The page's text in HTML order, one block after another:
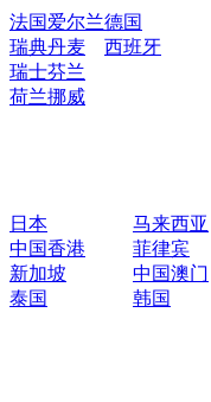
法国爱尔兰德国
瑞典丹麦
西班牙
瑞士芬兰
荷兰挪威
日本
马来西亚
中国香港
菲律宾
新加坡
中国澳门
泰国
韩国